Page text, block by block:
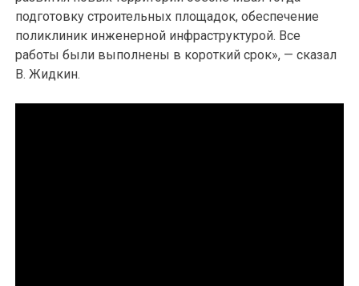
подготовку строительных площадок, обеспечение
поликлиник инженерной инфраструктурой. Все
работы были выполнены в короткий срок», — сказал
В. Жидкин.